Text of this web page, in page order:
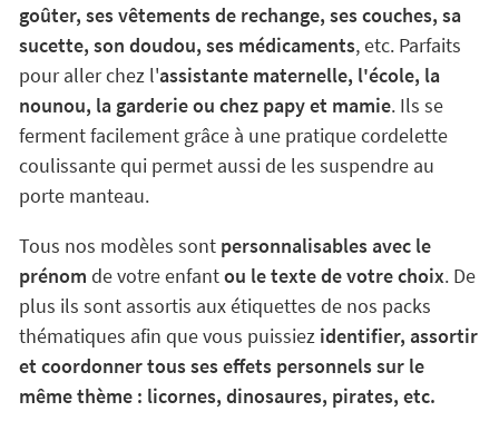
goûter, ses vêtements de rechange, ses couches, sa
sucette, son doudou, ses médicaments, etc. Parfaits
pour aller chez l'assistante maternelle, l'école, la
nounou, la garderie ou chez papy et mamie. Ils se
ferment facilement grâce à une pratique cordelette
coulissante qui permet aussi de les suspendre au
porte manteau.
Tous nos modèles sontpersonnalisables avec le
prénom de votre enfantou le texte de votre choix. De
plus ils sont assortis aux étiquettes de nos packs
thématiques afin que vous puissiezidentifier, assortir
et coordonner tous ses effets personnels sur le
même thème : licornes, dinosaures, pirates, etc.